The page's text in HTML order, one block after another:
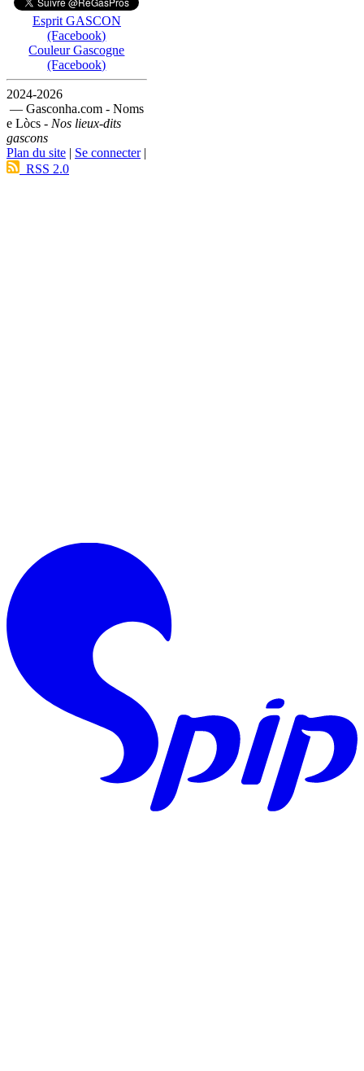
Esprit GASCON
(Facebook)
Couleur Gascogne
(Facebook)
2024-2026
— Gasconha.com - Noms
e Lòcs - Nos lieux-dits
gascons
Plan du site | Se connecter|
RSS 2.0